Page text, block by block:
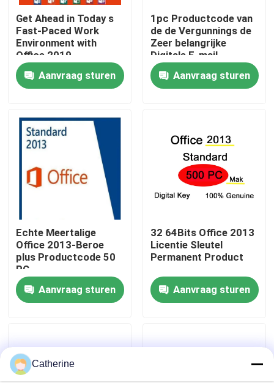
Huis
Producten
Over ons
Kwaliteitscontrole
Neem contact met ons op
Nieuws
Vraag een offerte
bureau 2021 beroeps plus
Get Ahead in Today s
Fast-Paced Work
Environment with
Office 2019
Professional Plus
Aanvraag sturen
1pc Productcode van
de de Vergunnings de
Zeer belangrijke
Digitale E-mail
Uitgever 2013 van
Office 2013
Aanvraag sturen
Echte Meertalige
Office 2013-Beroe
plus Productcode 50
PC
Aanvraag sturen
32 64Bits Office 2013
Licentie Sleutel
Permanent Product
Aanvraag sturen
Catherine